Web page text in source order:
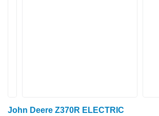
John Deere Z370R ELECTRIC